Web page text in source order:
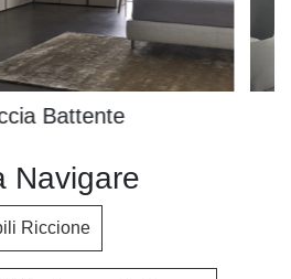
Battente
Navigare
Riccione